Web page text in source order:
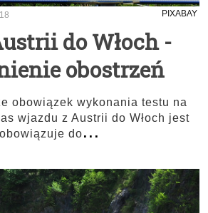
PIXABAY
do Włoch -
obostrzeń
obowiązek wykonania testu na
wjazdu z Austrii do Włoch jest
do...